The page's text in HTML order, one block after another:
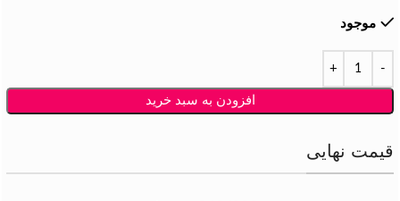
موجود
افزودن به سبد خرید
قیمت نهایی